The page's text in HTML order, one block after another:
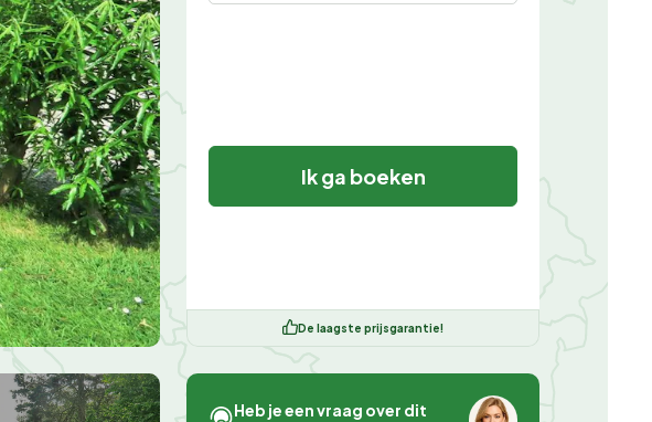
Ik ga boeken
De laagste prijsgarantie!
Heb je een vraag over dit